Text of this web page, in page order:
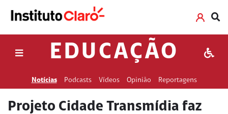
EDUCAÇÃO
Notícias Podcasts Vídeos Opinião Reportagens
Projeto Cidade Transmídia faz